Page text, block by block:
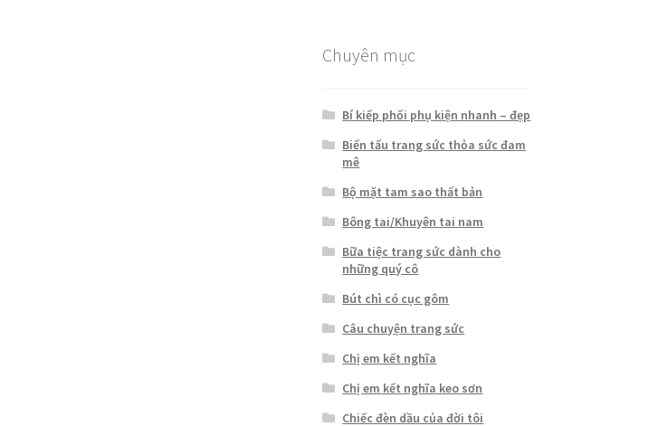
Chuyên mục
Bí kiếp phối phụ kiện nhanh – đẹp
Biến tấu trang sức thỏa sức đam
mê
Bộ mặt tam sao thất bản
Bông tai/Khuyên tai nam
Bữa tiệc trang sức dành cho
những quý cô
Bút chì có cục gôm
Câu chuyện trang sức
Chị em kết nghĩa
Chị em kết nghĩa keo sơn
Chiếc đèn dầu của đời tôi